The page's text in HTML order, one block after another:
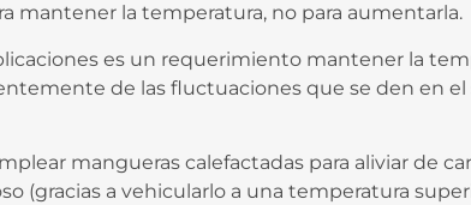
mantener la temperatura, no para aumentarla.
es un requerimiento mantener la
de las fluctuaciones que se den en el
mangueras calefactadas para aliviar de
(gracias a vehicularlo a una temperatura